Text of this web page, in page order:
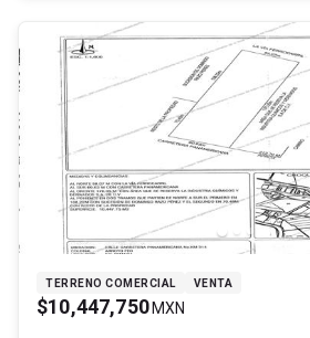
TERRENO COMERCIAL VENTA
$10,447,750 MXN